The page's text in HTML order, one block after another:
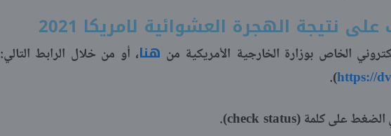
نتيجة الهجرة العشوائية لامريكا 2021
الخاص بوزارة الخارجية الأمريكية من هنا، أو من خلال الرابط التالي:
https://
).
الضغط على كلمة (check status
).